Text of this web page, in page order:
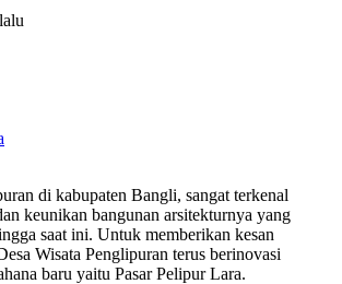
di kabupaten Bangli, sangat terkenal
keunikan bangunan arsitekturnya yang
saat ini. Untuk memberikan kesan
Wisata Penglipuran terus berinovasi
baru yaitu Pasar Pelipur Lara.